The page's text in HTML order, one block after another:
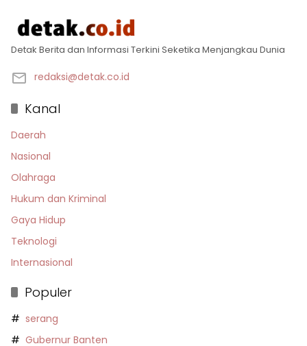
Detak Berita dan Informasi Terkini Seketika Menjangkau Dunia
redaksi@detak.co.id
Kanal
Daerah
Nasional
Olahraga
Hukum dan Kriminal
Gaya Hidup
Teknologi
Internasional
Populer
serang
Gubernur Banten